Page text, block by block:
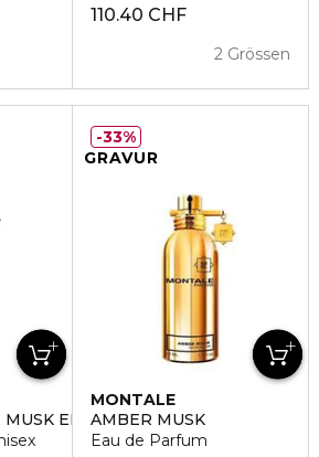
110.40 CHF
2 Grössen
EDP
GRAVUR
MONTALE
AMBER MUSK
Eau de Parfum
33%